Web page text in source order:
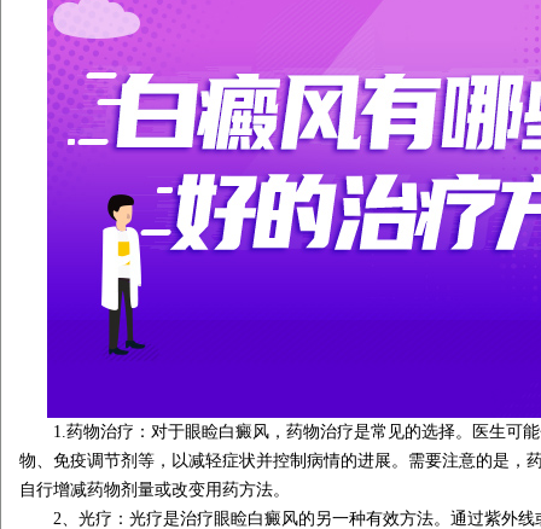
1.药物治疗：对于眼睑白癜风，药物治疗是常见的选择。医生可能
物、免疫调节剂等，以减轻症状并控制病情的进展。需要注意的是，
自行增减药物剂量或改变用药方法。
2、光疗：光疗是治疗眼睑白癜风的另一种有效方法。通过紫外线